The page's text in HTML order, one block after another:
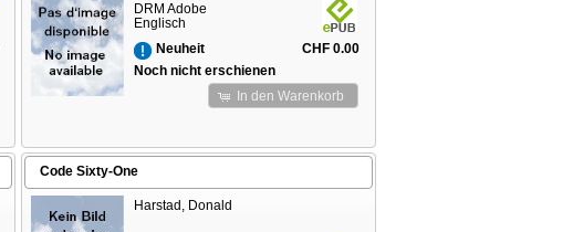
DRM Adobe
Englisch
Neuheit
CHF 0.00
Noch nicht erschienen
In den Warenkorb
Code Sixty-One
Harstad, Donald